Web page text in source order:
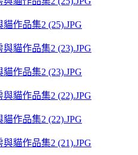
貓作品集2 (25).JPG
貓作品集2 (23).JPG
貓作品集2 (22).JPG